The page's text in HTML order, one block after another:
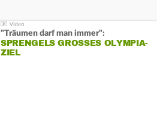
"Träumen darf man immer":
SPRENGELS GROSSES OLYMPIA-Z
IEL